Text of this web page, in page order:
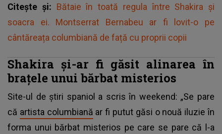
Citește și: Bătaie în toată regula între Shakira și
soacra ei. Montserrat Bernabeu ar fi lovit-o pe
cântăreața columbiană de față cu proprii copii
Shakira și-ar fi găsit alinarea în
brațele unui bărbat misterios
Site-ul de știri spaniol a scris în weekend: „Se pare
că artista columbiană ar fi putut găsi o nouă iluzie în
forma unui bărbat misterios pe care se pare că l-a